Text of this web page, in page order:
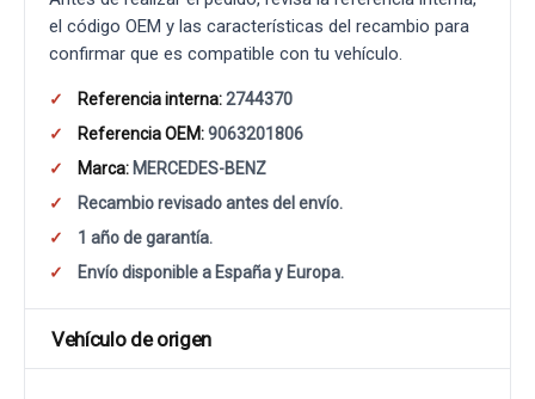
el código OEM y las características del recambio para
confirmar que es compatible con tu vehículo.
Referencia interna:2744370
Referencia OEM:9063201806
Marca: MERCEDES-BENZ
Recambio revisado antes del envío.
1 año de garantía.
Envío disponible a España y Europa.
Vehículo de origen